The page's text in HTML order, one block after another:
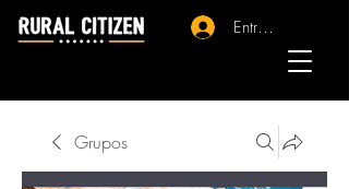
Entrar - Registro
Grupos